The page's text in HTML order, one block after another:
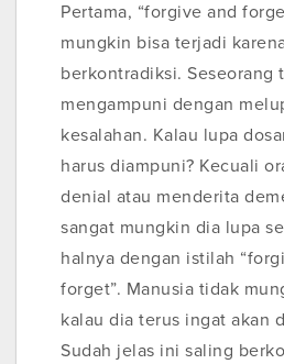
Pertama, “forgive and
mungkin bisa terjadi
berkontradiksi. Seseorang
mengampuni dengan
kesalahan. Kalau lupa
harus diampuni? Kecuali
denial atau menderita
sangat mungkin dia lupa
halnya dengan istilah
forget”. Manusia tidak
kalau dia terus ingat akan
Sudah jelas ini saling